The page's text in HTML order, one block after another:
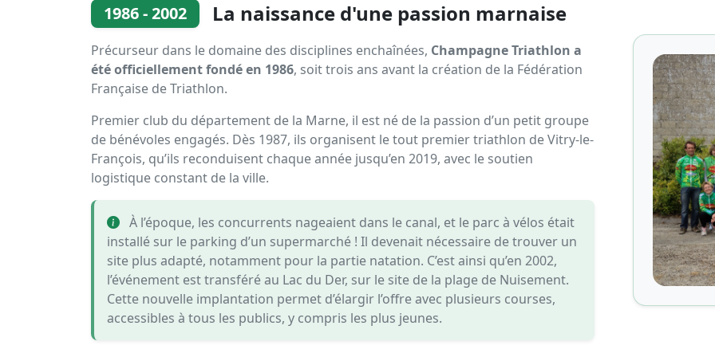
1986 - 2002 La naissance d'une passion marnaise
Précurseur dans le domaine des disciplines enchaînées, Champagne Triathlon a
été officiellement fondé en 1986, soit trois ans avant la création de la Fédération
Française de Triathlon.
Premier club du département de la Marne, il est né de la passion d’un petit groupe
de bénévoles engagés. Dès 1987, ils organisent le tout premier triathlon de Vitry-le-
François, qu’ils reconduisent chaque année jusqu’en 2019, avec le soutien
logistique constant de la ville.
À l’époque, les concurrents nageaient dans le canal, et le parc à vélos était
installé sur le parking d’un supermarché ! Il devenait nécessaire de trouver un
site plus adapté, notamment pour la partie natation. C’est ainsi qu’en 2002,
l’événement est transféré au Lac du Der, sur le site de la plage de Nuisement.
Cette nouvelle implantation permet d’élargir l’offre avec plusieurs courses,
accessibles à tous les publics, y compris les plus jeunes.